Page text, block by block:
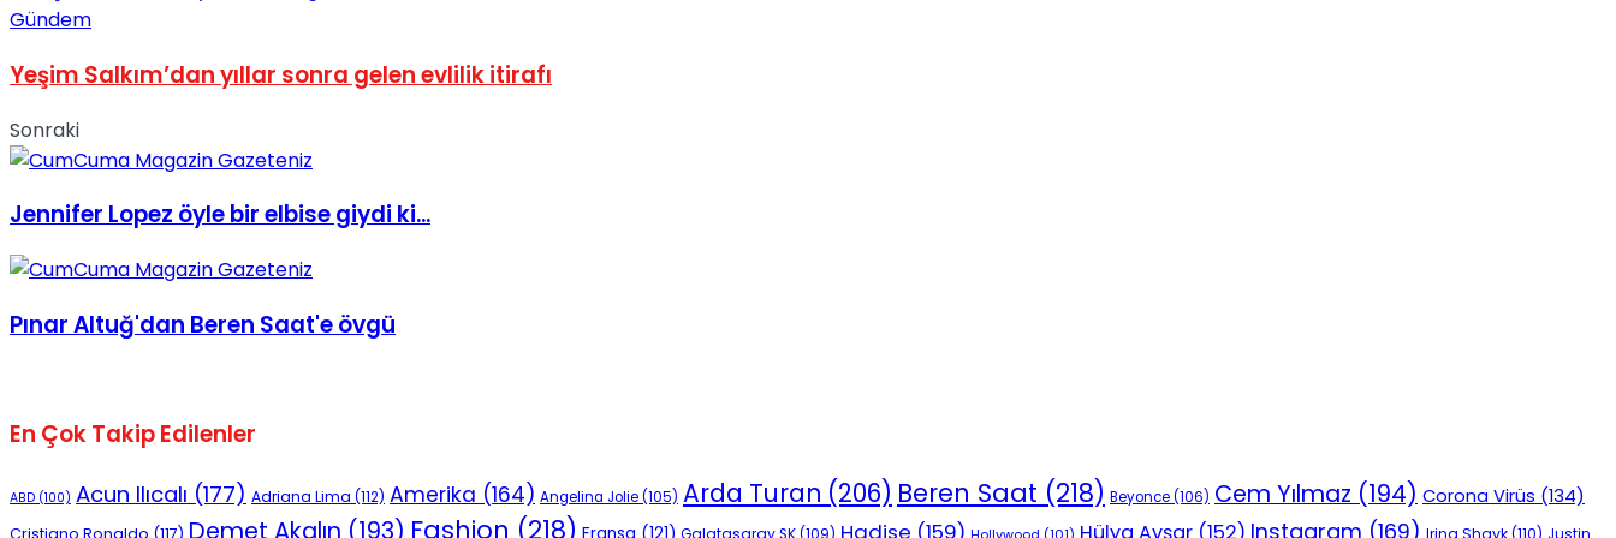
No Result
View All Result
Gündem
Yeşim Salkım’dan yıllar sonra gelen evlilik itirafı
Sonraki
Jennifer Lopez öyle bir elbise giydi ki...
Pınar Altuğ'dan Beren Saat'e övgü
En Çok Takip Edilenler
ABD (100) Acun Ilıcalı (177) Adriana Lima (112) Amerika (164) Angelina Jolie(105) Arda Turan (206) Beren Saat (218) Beyonce(106) Cem Yılmaz (194) Corona Virüs (134)
Cristiano Ronaldo (117) Demet Akalın (193) Fashion (218) Hadise (159) Hülya Avşar (152) Instagram (169) Irina Shayk(110)